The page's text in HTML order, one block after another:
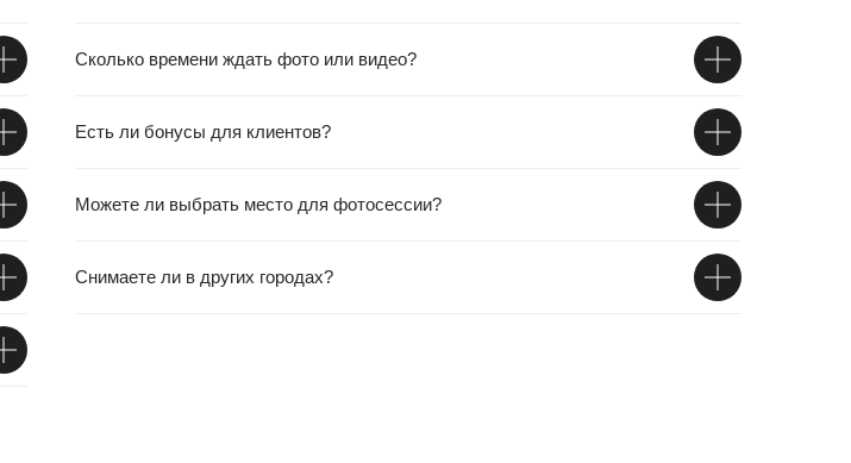
Сколько времени ждать фото или видео?
Есть ли бонусы для клиентов?
Можете ли выбрать место для фотосессии?
Снимаете ли в других городах?